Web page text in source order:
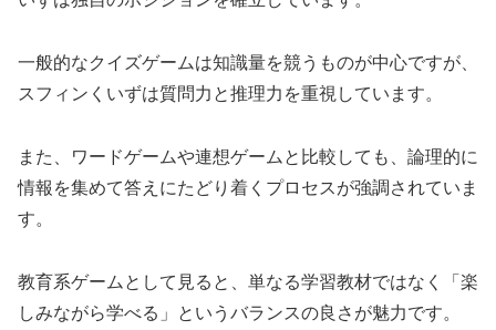
一般的なクイズゲームは知識量を競うものが中心ですが、
スフィンくいずは質問力と推理力を重視しています。
また、ワードゲームや連想ゲームと比較しても、論理的に
情報を集めて答えにたどり着くプロセスが強調されていま
す。
教育系ゲームとして見ると、単なる学習教材ではなく「楽
しみながら学べる」というバランスの良さが魅力です。